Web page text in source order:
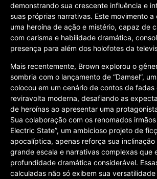
demonstrando sua crescente influência e
suas próprias narrativas. Este movimento
uma heroína de ação e mistério, capaz de
com carisma e habilidade dramática,
presença para além dos holofotes da
Mais recentemente, Brown explorou o
sombria com o lançamento de “Damsel”,
colocou em um cenário de contos de fadas
reviravolta moderna, desafiando as
de heroínas ao apresentar uma
Sua colaboração com os renomados irmãos
Electric State”, um ambicioso projeto de
apocalíptica, apenas reforça sua
grande escala e narrativas complexas que
profundidade dramática considerável.
calculadas não só exibem sua